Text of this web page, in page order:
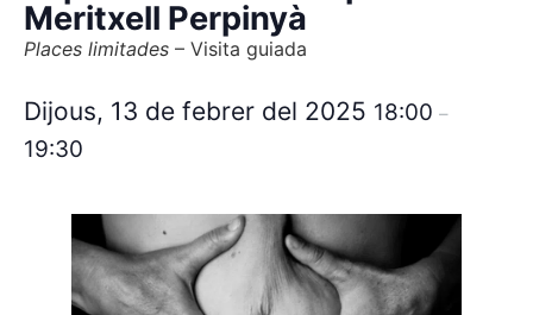
Meritxell Perpinyà
Places limitades – Visita guiada
Dijous, 13 de febrer del 2025 18:00 –
19:30